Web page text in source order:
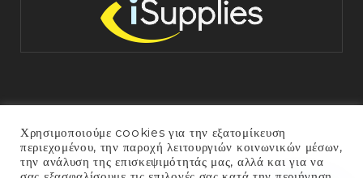
COPYRIGHT © 2025 ΓΕΝΙΚΌ ΝΟΣΟΚΟΜΕΊΟ ΆΡΤΑΣ. ALL RIGHTS
Χρησιμοποιούμε cookies για την εξατομίκευση
περιεχομένου, την παροχή λειτουργιών κοινωνικών μέσων,
την ανάλυση της επισκεψιμότητάς μας, αλλά και για να